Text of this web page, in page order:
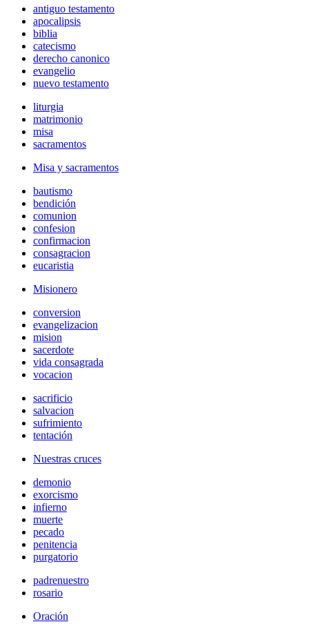
antiguo testamento
apocalipsis
biblia
catecismo
derecho canonico
evangelio
nuevo testamento
liturgia
matrimonio
misa
sacramentos
Misa y sacramentos
bautismo
bendición
comunion
confesion
confirmacion
consagracion
eucaristia
Misionero
conversion
evangelizacion
mision
sacerdote
vida consagrada
vocacion
sacrificio
salvacion
sufrimiento
tentación
Nuestras cruces
demonio
exorcismo
infierno
muerte
pecado
penitencia
purgatorio
padrenuestro
rosario
Oración